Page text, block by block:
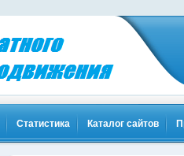
Статистика Каталог сайтов